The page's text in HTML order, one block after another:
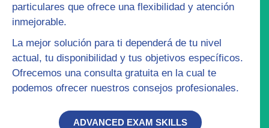
particulares que ofrece una flexibilidad y atención
inmejorable.
La mejor solución para ti dependerá de tu nivel
actual, tu disponibilidad y tus objetivos específicos.
Ofrecemos una consulta gratuita en la cual te
podemos ofrecer nuestros consejos profesionales.
ADVANCED EXAM SKILLS